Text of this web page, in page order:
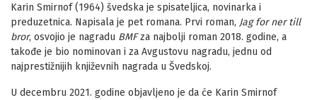
Karin Smirnof (1964) švedska je spisateljica, novinarka i
preduzetnica. Napisala je pet romana. Prvi roman, Jag for ner till
bror, osvojio je nagradu BMFza najbolji roman 2018. godine, a
takođe je bio nominovan i za Avgustovu nagradu, jednu od
najprestižnijih književnih nagrada u Švedskoj.
U decembru 2021. godine objavljeno je da će Karin Smirnof